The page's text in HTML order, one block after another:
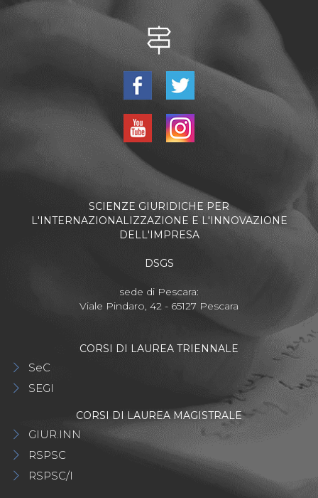
SCIENZE GIURIDICHE PER
L'INTERNAZIONALIZZAZIONE E L'INNOVAZIONE
DELL'IMPRESA
DSGS
sede di Pescara:
Viale Pindaro, 42 - 65127 Pescara
CORSI DI LAUREA TRIENNALE
SeC
SEGI
CORSI DI LAUREA MAGISTRALE
GIUR.INN
RSPSC
RSPSC/I